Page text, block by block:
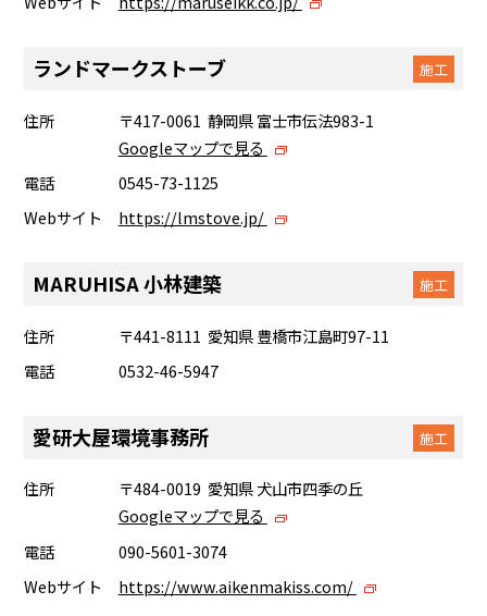
ランドマークストーブ 施工
住所
〒417-0061 静岡県 富士市伝法983-1
Googleマップで見る
電話
0545-73-1125
Webサイト
https://lmstove.jp/
MARUHISA 小林建築 施工
住所
〒441-8111 愛知県 豊橋市江島町97-11
電話
0532-46-5947
愛研大屋環境事務所 施工
住所
〒484-0019 愛知県 犬山市四季の丘
Googleマップで見る
電話
090-5601-3074
Webサイト
https://www.aikenmakiss.com/